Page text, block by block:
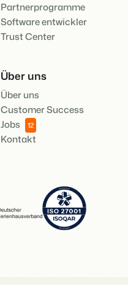
Partnerprogramme
Software entwickler
Trust Center
Über uns
Über uns
Customer Success
Jobs
12
Kontakt